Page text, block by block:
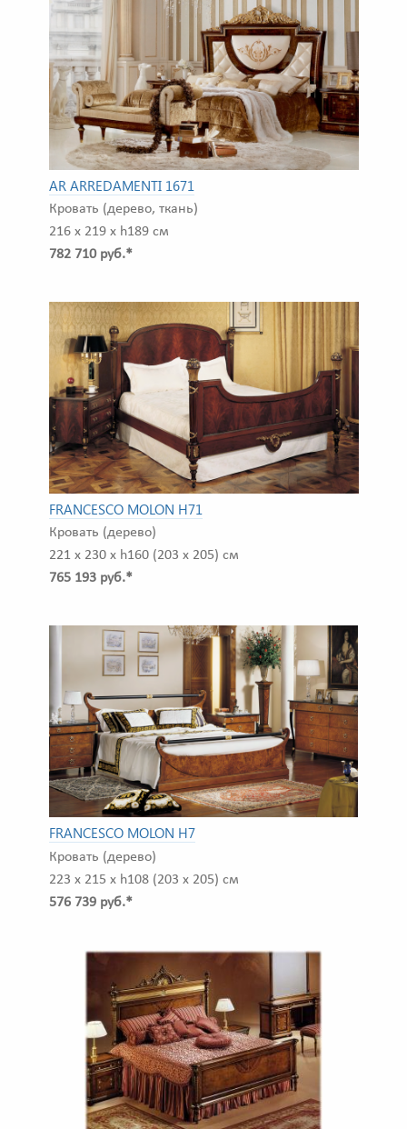
AR ARREDAMENTI 1671
Кровать (дерево, ткань)
216 x 219 x h189 см
782 710 руб.*
FRANCESCO MOLON H71
Кровать (дерево)
221 x 230 x h160 (203 x 205) см
765 193 руб.*
FRANCESCO MOLON H7
Кровать (дерево)
223 x 215 x h108 (203 x 205) см
576 739 руб.*